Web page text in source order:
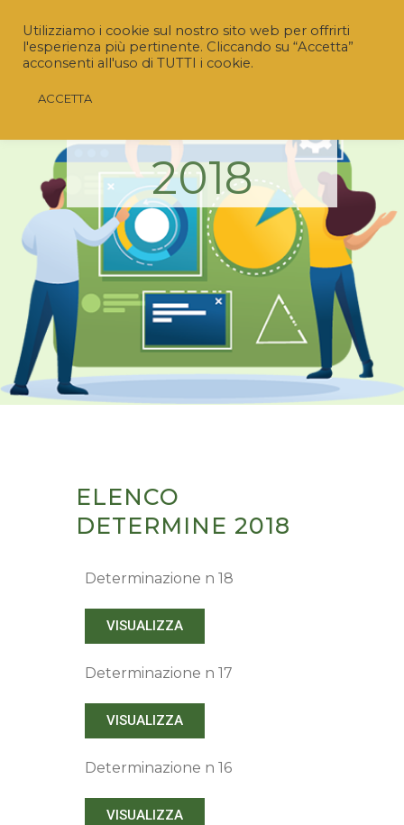
ARCHIVIO
2018
ELENCO
DETERMINE 2018
Determinazione n 18
VISUALIZZA
Determinazione n 17
VISUALIZZA
Determinazione n 16
VISUALIZZA
Utilizziamo i cookie sul nostro sito web per offrirti
l'esperienza più pertinente. Cliccando su “Accetta”
acconsenti all'uso di TUTTI i cookie.
ACCETTA
Riaperto il Bando “SRD04 – Investimenti non